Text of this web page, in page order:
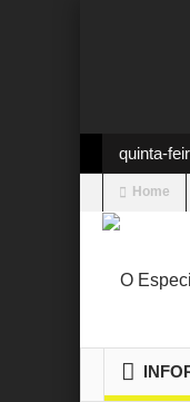
quinta-
Home